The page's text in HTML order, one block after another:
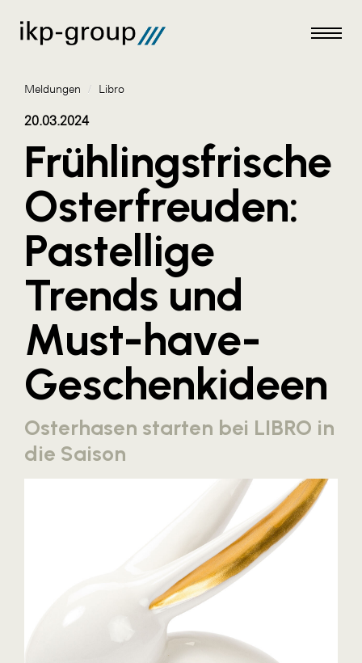
Meldungen
AKTUELLES
ACO
ALEX Krems
Amazon Web Services
Artweger
AustroCel Hallein
Blaguss
Cineplexx
Designer Outlets Parndorf und Salzburg
Meldungen / Libro
20.03.2024
Frühlingsfrische
Osterfreuden:
Pastellige
Trends und
Must-have-
Geschenkideen
Osterhasen starten bei LIBRO in
die Saison